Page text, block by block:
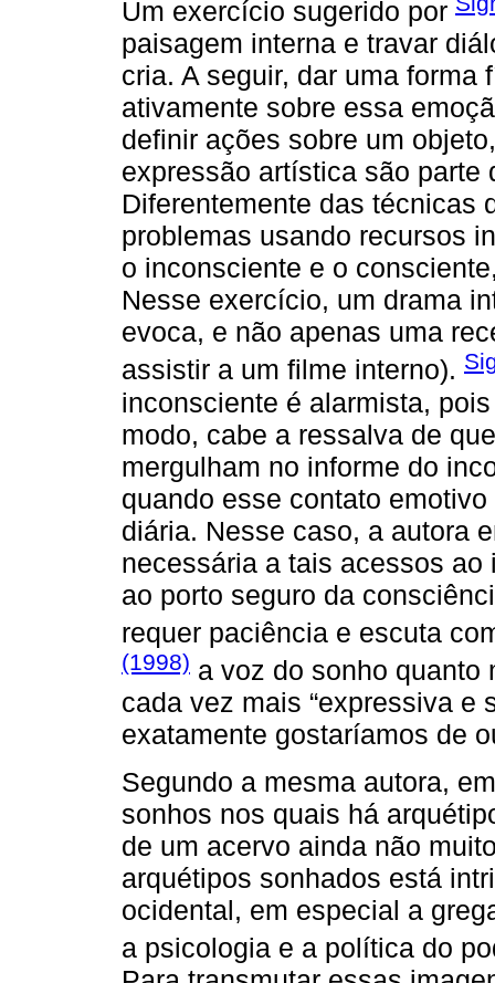
Um exercício sugerido por
paisagem interna e travar
cria. A seguir, dar uma
ativamente sobre essa
definir ações sobre um
expressão artística são
Diferentemente das técnicas
problemas usando recursos
o inconsciente e o
Nesse exercício, um drama
evoca, e não apenas uma
assistir a um filme interno).
inconsciente é alarmista,
modo, cabe a ressalva de
mergulham no informe do
quando esse contato
diária. Nesse caso, a autora
necessária a tais acessos
ao porto seguro da
requer paciência e escuta
(1998) a voz do sonho quanto
cada vez mais “expressiva e
exatamente gostaríamos de
Segundo a mesma autora,
sonhos nos quais há
de um acervo ainda não
arquétipos sonhados está
ocidental, em especial a
a psicologia e a política do